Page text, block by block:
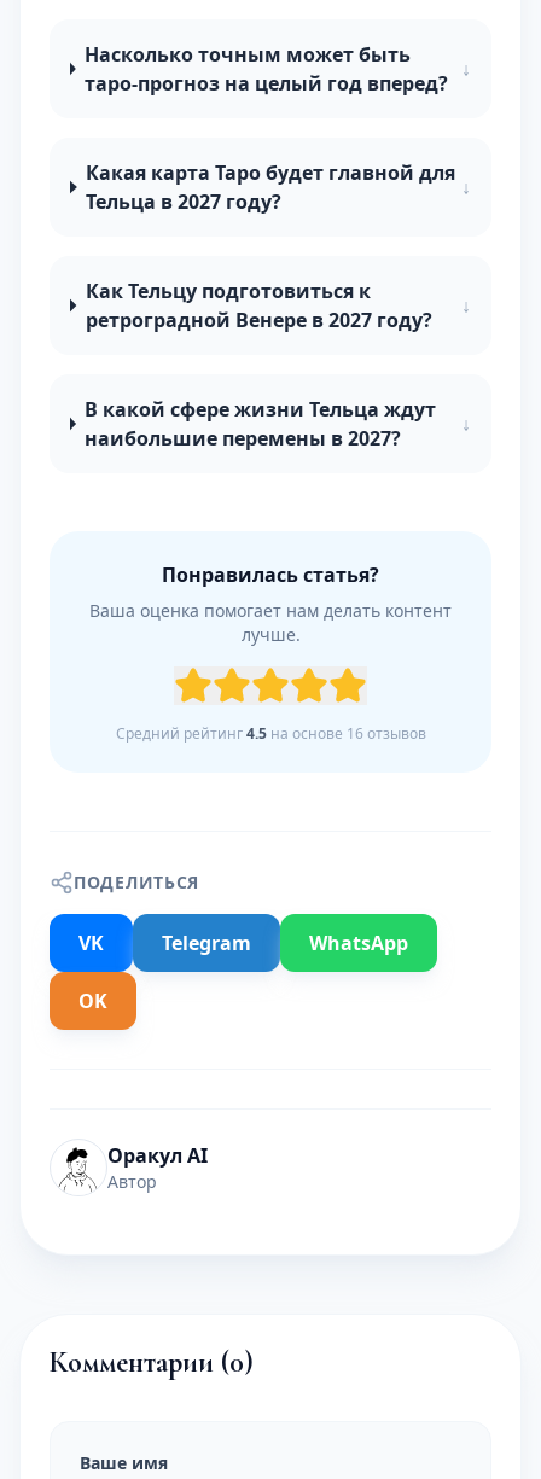
Насколько точным может быть
таро-прогноз на целый год вперед?
↓
Какая карта Таро будет главной для
Тельца в 2027 году?
↓
Как Тельцу подготовиться к
ретроградной Венере в 2027 году?
↓
В какой сфере жизни Тельца ждут
наибольшие перемены в 2027?
↓
Понравилась статья?
Ваша оценка помогает нам делать контент
лучше.
Средний рейтинг4.5на основе 16 отзывов
ПОДЕЛИТЬСЯ
VK Telegram WhatsApp
OK
Оракул AI
Автор
Комментарии (0)
Ваше имя